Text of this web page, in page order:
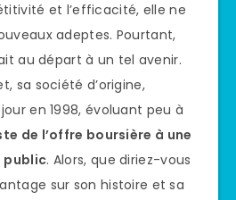
et l’efficacité, elle ne
adeptes. Pourtant,
au départ à un tel avenir.
sa société d’origine,
en 1998, évoluant peu à
de l’offre boursière à une
public. Alors, que diriez-vous
sur son histoire et sa